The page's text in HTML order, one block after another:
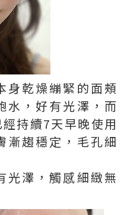
身乾燥繃緊的面頰
水，好有光澤，而
持續7天早晚使用
漸趨穩定，毛孔細
光澤，觸感細緻無